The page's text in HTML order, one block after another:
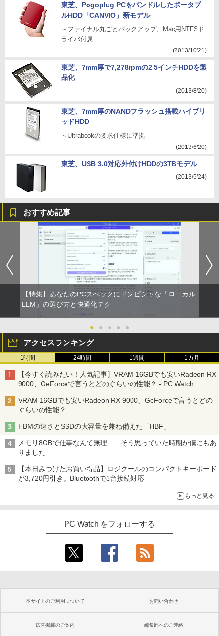
東芝、Pogoplug PCをバンドルしたポータブ
ルHDD「CANVIO」新モデル
～ファイナル丸ごとバックアップ、Mac用NTFSド
ライバ付属
(2013/10/21)
東芝、7mm厚で7,278rpmの2.5インチHDDを製
品化
(2013/8/20)
東芝、7mm厚のNANDフラッシュ搭載ハイブリ
ッドHDD
～Ultrabookの要求仕様に準拠
(2013/6/20)
東芝、USB 3.0対応外付けHDDの3TBモデル
(2013/5/24)
おすすめ記事
【特集】あなたのPCスペックにドンピシャな「ローカル
LLM」の選び方と快適化テク
● ● ● ● ●
アクセスランキング
1時間 24時間 1週間 1カ月
【今すぐ読みたい！人気記事】VRAM 16GBでも安いRadeon RX
9000、GeForceで言うとどのぐらいの性能？ - PC Watch
VRAM 16GBでも安いRadeon RX 9000、GeForceで言うとどの
ぐらいの性能？
HBMの速さとSSDの大容量を兼ね備えた「HBF」
メモリ8GBで仕事なんて無理……そう思っていた時期が僕にもあ
りました
【本日みつけたお買い得品】ロジクールのコンパクトキーボード
が3,720円引き。Bluetoothで3台接続対応
もっと見る
PC Watch をフォローする
本サイトのご利用について お問い合わせ
広告掲載のご案内 編集部へのご連絡